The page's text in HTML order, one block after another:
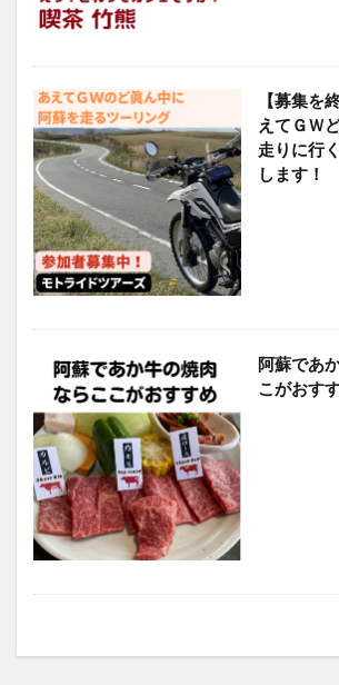
【募集を
えてＧＷ
走りに行
します！
阿蘇であ
こがおす